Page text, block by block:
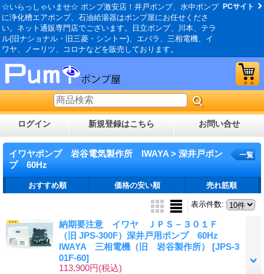
☆いらっしゃいませ☆ ポンプ激安店！井戸ポンプ、水中ポンプ
に浄化槽エアポンプ、石油給湯器はポンプ屋にお任せくださ
い。ネット通販専門店でございます。日立ポンプ、川本、テラ
ル(旧ナショナル・旧三菱・シントー)、エバラ、三相電機、イ
ワヤ、ノーリツ、コロナなどを販売しております。
PCサイト
ログイン 新規登録はこちら お問い合せ
イワヤポンプ 岩谷電気製作所 IWAYA > 深井戸ポン
プ 60Hz
一覧
おすすめ順 価格の安い順 売れ筋順
表示件数:
納期要注意 イワヤ ＪＰＳ－３０１Ｆ
（旧 JPS-300F）深井戸用ポンプ 60Hz
IWAYA 三相電機（旧 岩谷製作所） [JPS-3
01F-60]
113,900円(税込)